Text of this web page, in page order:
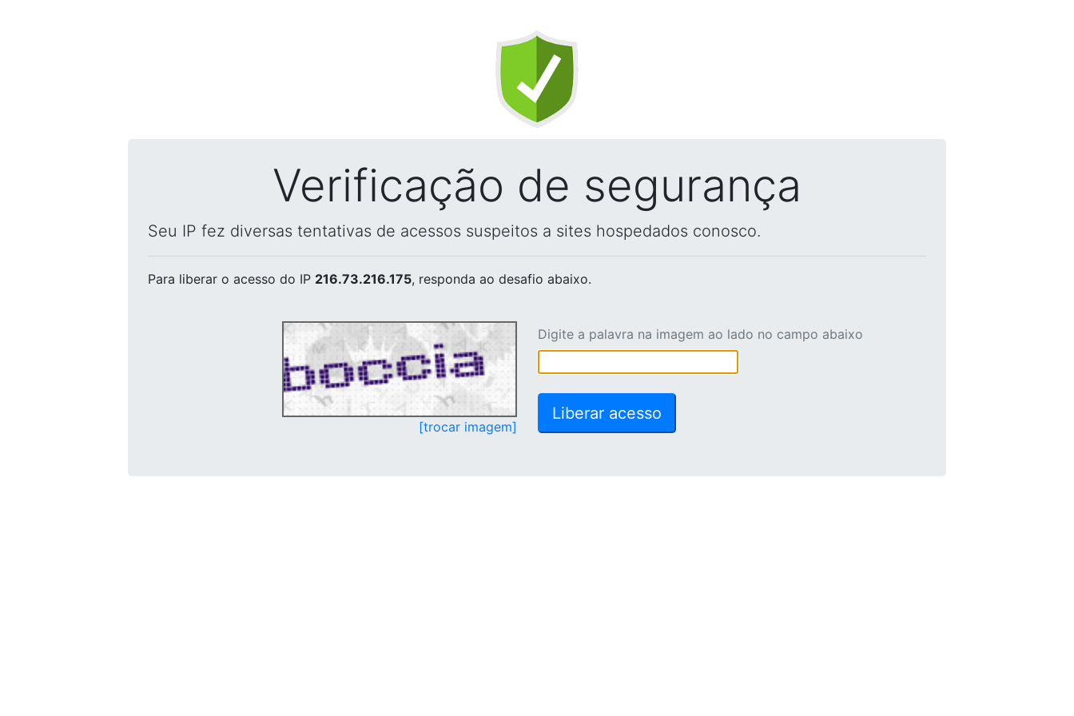
Verificação de segurança
Seu IP fez diversas tentativas de acessos suspeitos a sites hospedados conosco.
Para liberar o acesso do IP 216.73.216.175, responda ao desafio abaixo.
[trocar imagem]
Digite a palavra na imagem ao lado no campo abaixo